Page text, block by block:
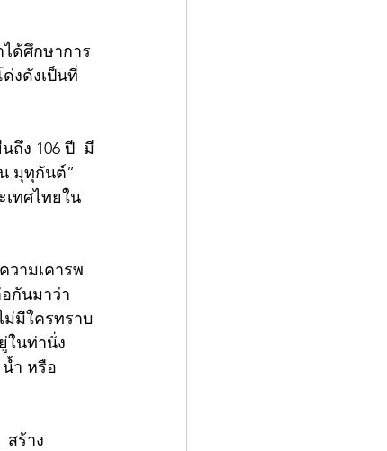
ด้ศึกษาการ
งดังเป็นที่
ถึง 106 ปี  มี
มุทุกันต์”
ทศไทยใน
วามเคารพ
กันมาว่า
ม่มีใครทราบ
ในท่านั่ง
ำ หรือ
สร้าง